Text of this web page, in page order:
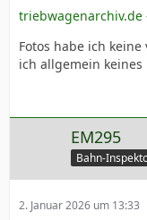
triebwagenarchiv.de
Fotos habe ich
ich allgemein
EM295
Bahn-
2. Januar 2026 um 13:33